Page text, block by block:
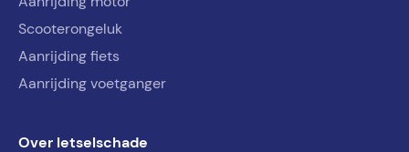
Scooterongeluk
Aanrijding fiets
Aanrijding voetganger
Over letselschade